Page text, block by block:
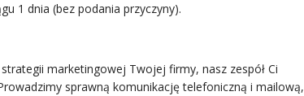
1 dnia (bez podania przyczyny).
marketingowej Twojej firmy, nasz zespół Ci
sprawną komunikację telefoniczną i mailową,